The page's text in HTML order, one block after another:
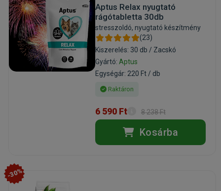
Aptus Relax nyugtató
rágótabletta 30db
stresszoldó, nyugtató készítmény
(23)
Kiszerelés: 30 db / Zacskó
Gyártó: Aptus
Egységár: 220 Ft / db
Raktáron
6 590 Ft 8 238 Ft
Kosárba
-30%